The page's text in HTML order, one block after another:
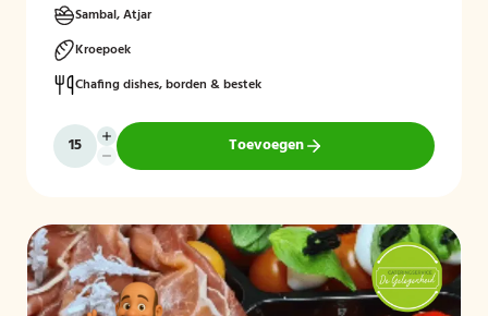
Sambal, Atjar
Kroepoek
Chafing dishes, borden & bestek
Toevoegen